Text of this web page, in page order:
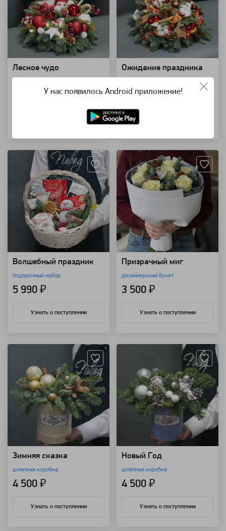
Лесное чудо
6 500 ₽
Ожидание праздника
6 500 ₽
Артикул: 20566
Волшебный праздник
подарочный набор
5 990 ₽
Узнать о поступлении
Артикул: 9244
Призрачный миг
дизайнерский букет
3 500 ₽
Узнать о поступлении
Зимняя сказка
шляпная коробка
4 500 ₽
Узнать о поступлении
Новый Год
шляпная коробка
4 500 ₽
Узнать о поступлении
У нас появилось Android приложение!